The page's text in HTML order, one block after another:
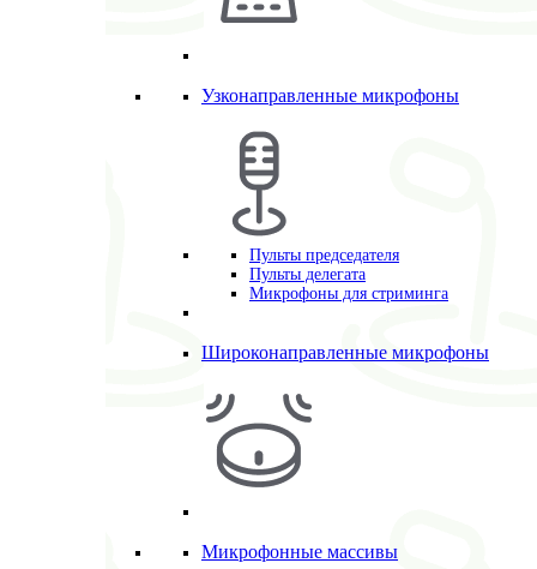
Узконаправленные микрофоны
Пульты председателя
Пульты делегата
Микрофоны для стриминга
Широконаправленные микрофоны
Микрофонные массивы